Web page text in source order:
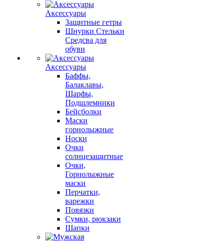
Аксессуары
Защитные гетры
Шнурки Стельки
Средсва для
обуви
Аксессуары
Баффы,
Балаклавы,
Шарфы,
Подшлемники
Бейсболки
Маски
горнолыжные
Носки
Очки
солнцезащитные
Очки,
Горнолыжные
маски
Перчатки,
варежки
Повязки
Сумки, рюкзаки
Шапки